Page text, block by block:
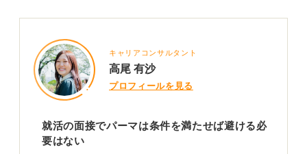
キャリアコンサルタント
高尾 有沙
プロフィールを見る
就活の面接でパーマは条件を満たせば避ける必
要はない